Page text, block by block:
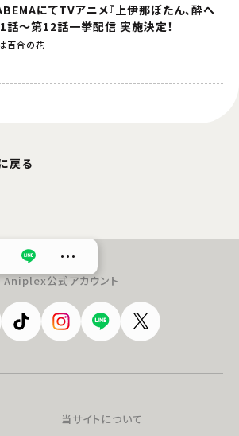
ABEMAにてTVアニメ『上伊那ぼたん、酔へ
話～第12話一挙配信 実施決定！
百合の花
戻る
…
Aniplex公式アカウント
当サイトについて